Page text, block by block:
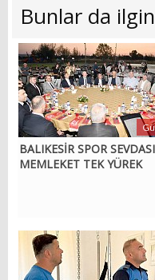
Bunlar da
BALIKESİR SPOR
MEMLEKET TEK YÜREK